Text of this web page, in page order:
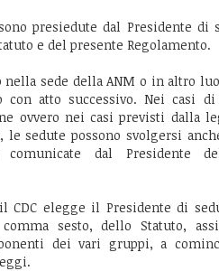
presiedute dal Presidente di
e del presente Regolamento.
nella sede della ANM o in altro
con atto successivo. Nei casi
ovvero nei casi previsti dalla
le sedute possono svolgersi
comunicate dal Presidente
CDC elegge il Presidente di
comma sesto, dello Statuto,
dei vari gruppi, a